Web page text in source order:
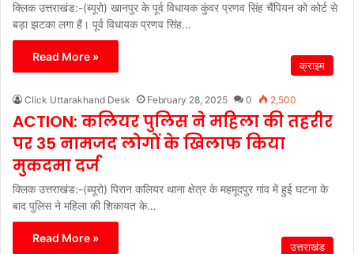
क्लिक उत्तराखंड:-(ब्यूरो) खानपुर के पूर्व विधायक कुंवर प्रणव सिंह चैंपियन को कोर्ट से
बड़ा झटका लगा हैं। पूर्व विधायक प्रणव सिंह…
Read More »
क्राइम
Click Uttarakhand Desk February 28, 2025 0 2,500
ACTION: कलियर पुलिस ने महिला की तहरीर
पर 35 नामजद लोगों के खिलाफ किया
मुकदमा दर्ज
क्लिक उत्तराखंड:-(ब्यूरो) पिरान कलियर थाना क्षेत्र के महमूदपुर गांव में हुई घटना के
बाद पुलिस ने महिला की शिकायत के…
Read More »
उत्तराखंड